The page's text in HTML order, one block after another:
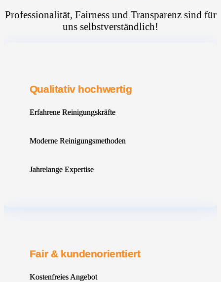
Professionalität, Fairness und Transparenz sind für
uns selbstverständlich!
Qualitativ hochwertig
Erfahrene Reinigungskräfte
Moderne Reinigungsmethoden
Jahrelange Expertise
Fair & kundenorientiert
Kostenfreies Angebot